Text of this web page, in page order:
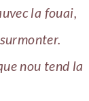
la fouai,
nou tend la